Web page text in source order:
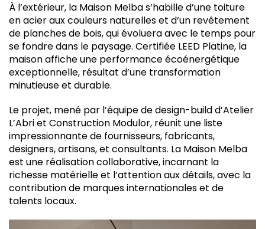
À l’extérieur, la Maison Melba s’habille d’une toiture
en acier aux couleurs naturelles et d’un revêtement
de planches de bois, qui évoluera avec le temps pour
se fondre dans le paysage. Certifiée LEED Platine, la
maison affiche une performance écoénergétique
exceptionnelle, résultat d’une transformation
minutieuse et durable.
Le projet, mené par l’équipe de design-build d’Atelier
L’Abri et Construction Modulor, réunit une liste
impressionnante de fournisseurs, fabricants,
designers, artisans, et consultants. La Maison Melba
est une réalisation collaborative, incarnant la
richesse matérielle et l’attention aux détails, avec la
contribution de marques internationales et de
talents locaux.